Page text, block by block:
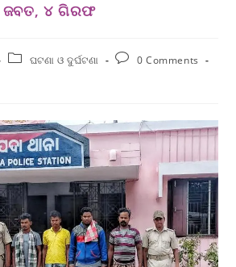
ଜବତ, ୪ ଗିରଫ
ଘଟଣା ଓ ଦୁର୍ଘଟଣା
0 Comments